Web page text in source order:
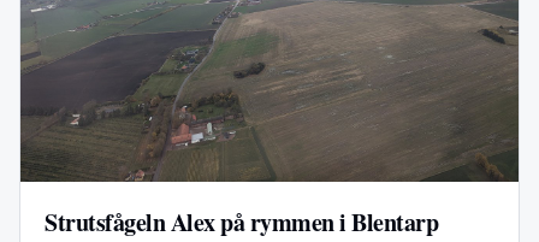
Strutsfågeln Alex på rymmen i Blentarp